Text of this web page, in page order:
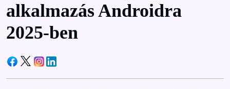
alkalmazás Androidra
2025-ben